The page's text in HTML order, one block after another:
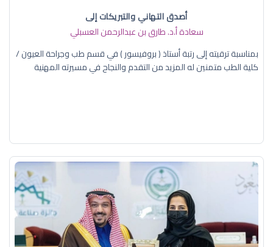
أصدق التهاني والتبريكات إلى
سعادة أ.د. ​طارق بن عبدالرحمن العسبلي
بمناسبة ترقيته إلى رتبة أستاذ ( بروفيسور ) في قسم طب وجراحة العيون /
كلية الطب متمنين له المزيد من التقدم والنجاح في مسيرته المهنية